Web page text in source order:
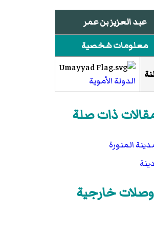
عبد العزيز بن عمر
معلومات شخصية
الدولة الأموية
ذات صلة
المنورة
وصلات خارجية